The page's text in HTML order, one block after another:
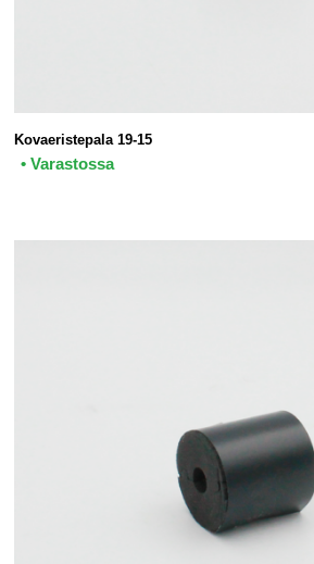
Kovaeristepala 19-15
• Varastossa